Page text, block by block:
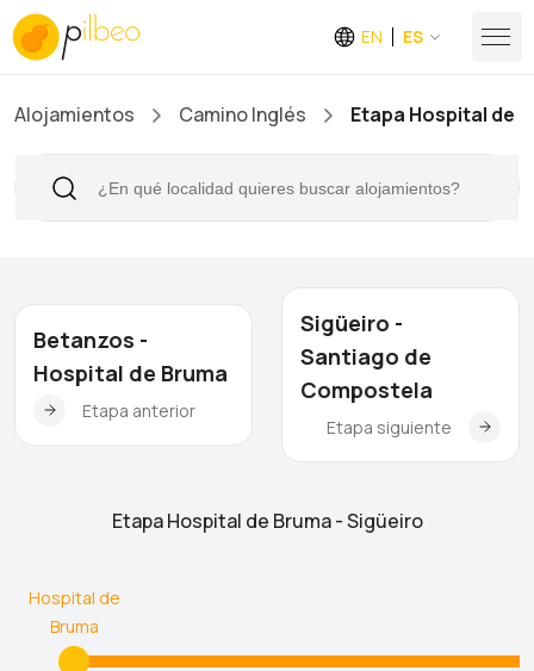
EN ES
Alojamientos Camino Inglés Etapa Hospital de
Betanzos -
Hospital de Bruma
Etapa anterior
Sigüeiro -
Santiago de
Compostela
Etapa siguiente
Etapa Hospital de Bruma - Sigüeiro
Hospital de
Bruma